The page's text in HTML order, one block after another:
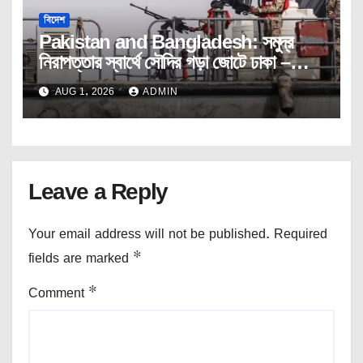
বিদেশ
Pakistan and Bangladesh: সমুদ্র
নিরাপত্তার স্বার্থে সৌদির গড়া জোটে ঢাকা –
ইসলামাবাদ! নজরে রাখছে নয়া দিল্লি।
AUG 1, 2026 ADMIN
Leave a Reply
Your email address will not be published. Required
fields are marked *
Comment *